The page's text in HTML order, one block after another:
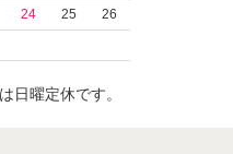
24 25
26
日曜定休です。